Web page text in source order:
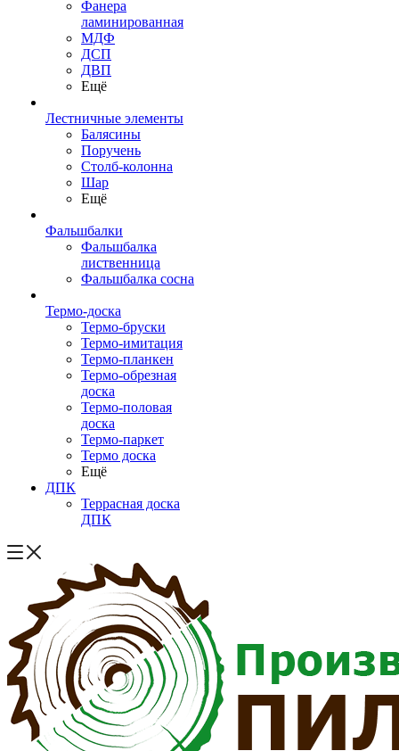
Фанера
ламинированная
МДФ
ДСП
ДВП
Ещё
Лестничные элементы
Балясины
Поручень
Столб-колонна
Шар
Ещё
Фальшбалки
Фальшбалка
лиственница
Фальшбалка сосна
Термо-доска
Термо-бруски
Термо-имитация
Термо-планкен
Термо-обрезная
доска
Термо-половая
доска
Термо-паркет
Термо доска
Ещё
ДПК
Террасная доска
ДПК